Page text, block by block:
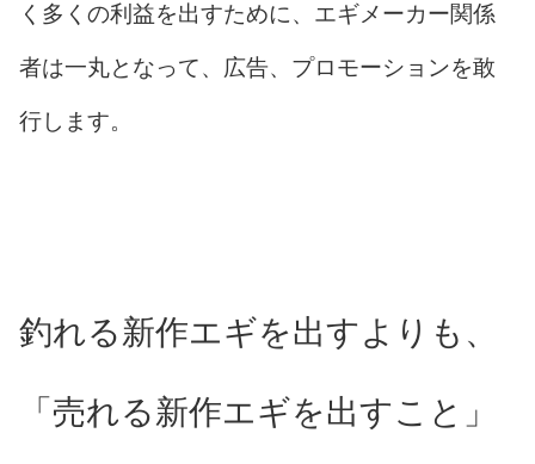
く多くの利益を出すために、エギメーカー関係
者は一丸となって、広告、プロモーションを敢
行します。
釣れる新作エギを出すよりも、
「売れる新作エギを出すこと」